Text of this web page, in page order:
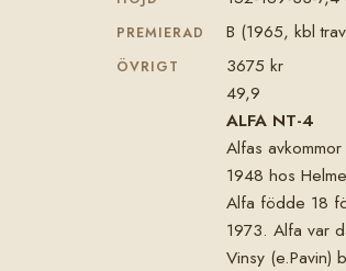
PREMIERAD B (1965, kbl
ÖVRIGT
3675 kr
49,9
ALFA NT-4
Alfas
1948 hos
Alfa födde 18
1973. Alfa var
Vinsy (e.Pavin)